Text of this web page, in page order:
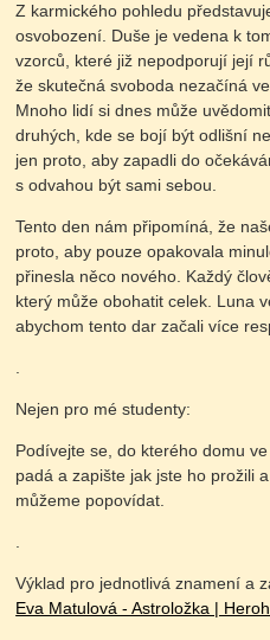
Z karmického pohledu
osvobození. Duše je vedena k
vzorců, které již nepodporují její
že skutečná svoboda nezačíná
Mnoho lidí si dnes může
druhých, kde se bojí být odlišní
jen proto, aby zapadli do
s odvahou být sami sebou.
Tento den nám připomíná, že
proto, aby pouze opakovala
přinesla něco nového. Každý
který může obohatit celek. Luna
abychom tento dar začali více
.
Nejen pro mé studenty:
Podívejte se, do kterého domu
padá a zapište jak jste ho prožili
můžeme popovídat.
.
Výklad pro jednotlivá znamení a
Eva Matulová - Astroložka |